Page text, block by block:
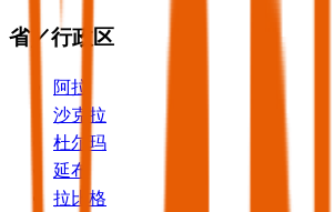
省／行政区
阿拉
沙克拉
杜尔玛
延布
拉比格